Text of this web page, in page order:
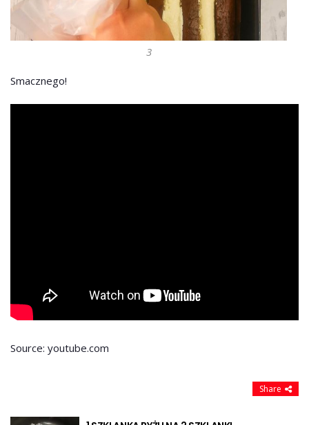
3
Smacznego!
Source: youtube.com
Share